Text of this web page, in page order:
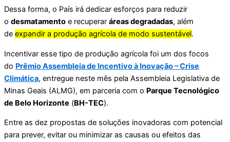
Dessa forma, o País irá dedicar esforços para reduzir
o desmatamento e recuperar áreas degradadas, além
de expandir a produção agrícola de modo sustentável.
Incentivar esse tipo de produção agrícola foi um dos focos
do Prêmio Assembleia de Incentivo à Inovação – Crise
Climática, entregue neste mês pela Assembleia Legislativa de
Minas Geais (ALMG), em parceria com o Parque Tecnológico
de Belo Horizonte (BH-TEC).
Entre as dez propostas de soluções inovadoras com potencial
para prever, evitar ou minimizar as causas ou efeitos das